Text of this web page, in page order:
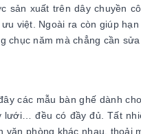
sản xuất trên dây chuyền
việt. Ngoài ra còn giúp
chục năm mà chẳng cần sửa
các mẫu bàn ghế dành
đều có đầy đủ. Tất
phòng khác nhau, thoải